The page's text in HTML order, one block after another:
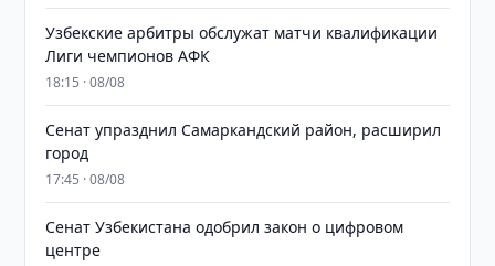
Узбекские арбитры обслужат матчи квалификации
Лиги чемпионов АФК
18:15 · 08/08
Сенат упразднил Самаркандский район, расширил
город
17:45 · 08/08
Сенат Узбекистана одобрил закон о цифровом
центре